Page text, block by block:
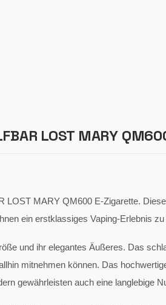
LOST MARY
MARY QM600 E-Zigarette.
ein erstklassiges Vaping-Erlebnis zu
und ihr elegantes Äußeres. Das
mitnehmen können. Das
gewährleisten auch eine langlebige